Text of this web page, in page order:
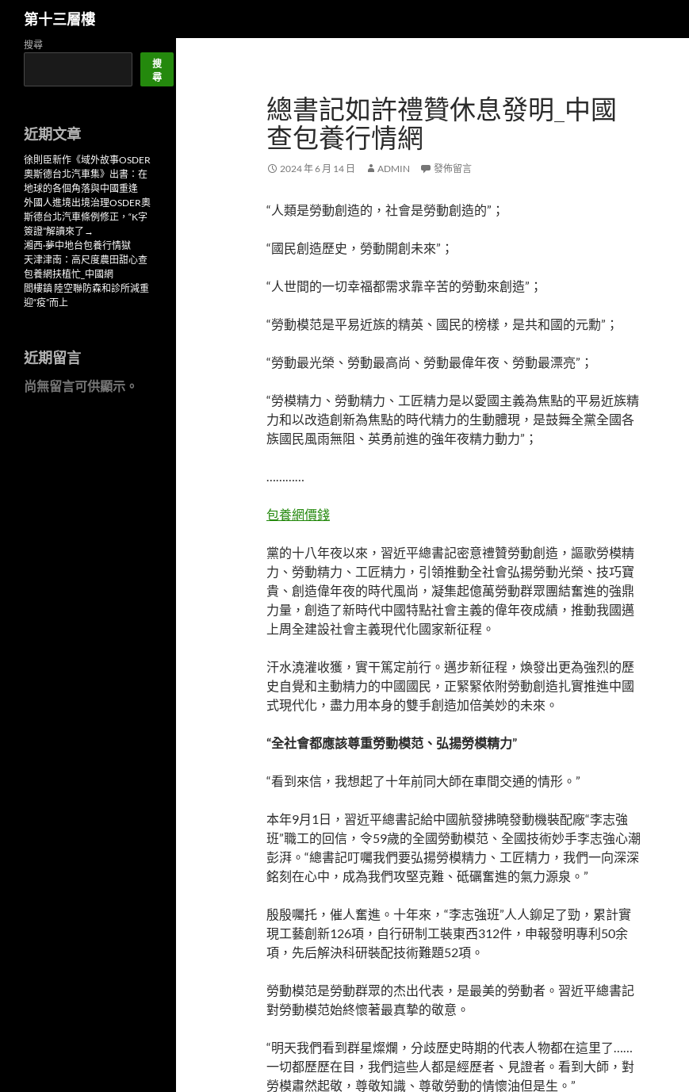
第十三層樓
總書記如許禮贊休息發明_中國
查包養行情網
2024 年 6 月 14 日 ADMIN 發佈留言
“人類是勞動創造的，社會是勞動創造的”；
“國民創造歷史，勞動開創未來”；
“人世間的一切幸福都需求靠辛苦的勞動來創造”；
“勞動模范是平易近族的精英、國民的榜樣，是共和國的元勳”；
“勞動最光榮、勞動最高尚、勞動最偉年夜、勞動最漂亮”；
“勞模精力、勞動精力、工匠精力是以愛國主義為焦點的平易近族精
力和以改造創新為焦點的時代精力的生動體現，是鼓舞全黨全國各
族國民風雨無阻、英勇前進的強年夜精力動力”；
…………
包養網價錢
黨的十八年夜以來，習近平總書記密意禮贊勞動創造，謳歌勞模精
力、勞動精力、工匠精力，引領推動全社會弘揚勞動光榮、技巧寶
貴、創造偉年夜的時代風尚，凝集起億萬勞動群眾團結奮進的強鼎
力量，創造了新時代中國特點社會主義的偉年夜成績，推動我國邁
上周全建設社會主義現代化國家新征程。
汗水澆灌收獲，實干篤定前行。邁步新征程，煥發出更為強烈的歷
史自覺和主動精力的中國國民，正緊緊依附勞動創造扎實推進中國
式現代化，盡力用本身的雙手創造加倍美妙的未來。
“全社會都應該尊重勞動模范、弘揚勞模精力”
“看到來信，我想起了十年前同大師在車間交通的情形。”
本年9月1日，習近平總書記給中國航發拂曉發動機裝配廠“李志強
班”職工的回信，令59歲的全國勞動模范、全國技術妙手李志強心潮
彭湃。“總書記叮囑我們要弘揚勞模精力、工匠精力，我們一向深深
銘刻在心中，成為我們攻堅克難、砥礪奮進的氣力源泉。”
殷殷囑托，催人奮進。十年來，“李志強班”人人鉚足了勁，累計實
現工藝創新126項，自行研制工裝東西312件，申報發明專利50余
項，先后解決科研裝配技術難題52項。
勞動模范是勞動群眾的杰出代表，是最美的勞動者。習近平總書記
對勞動模范始終懷著最真摯的敬意。
“明天我們看到群星燦爛，分歧歷史時期的代表人物都在這里了……
一切都歷歷在目，我們這些人都是經歷者、見證者。看到大師，對
勞模肅然起敬，尊敬知識、尊敬勞動的情懷油但是生。”
搜尋
搜
尋
近期文章
徐則臣新作《域外故事OSDER
奧斯德台北汽車集》出書：在
地球的各個角落與中國重逢
外國人進境出境治理OSDER奧
斯德台北汽車條例修正，“K字
簽證”解讀來了→
湘西·夢中地台包養行情獄
天津津南：高尺度農田甜心查
包養網扶植忙_中國網
閻樓鎮 陸空聯防森和診所減重
迎“疫”而上
近期留言
尚無留言可供顯示。